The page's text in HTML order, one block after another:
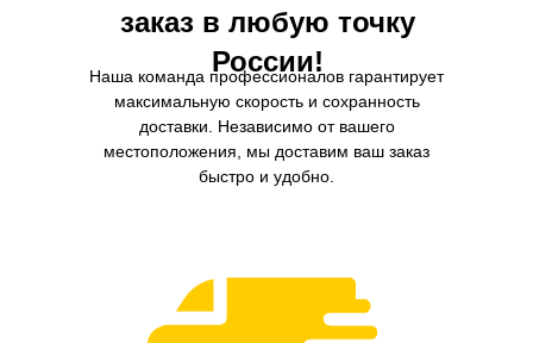
заказ в любую точку
России!
Наша команда профессионалов гарантирует
максимальную скорость и сохранность
доставки. Независимо от вашего
местоположения, мы доставим ваш заказ
быстро и удобно.